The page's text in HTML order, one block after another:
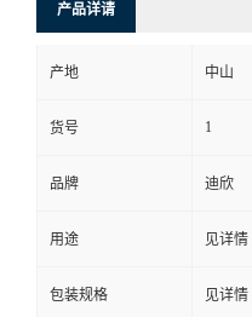
式
在
线
留
言
产品详请
产地 中山
货号 1
品牌 迪欣
用途 见详情
包装规格 见详情